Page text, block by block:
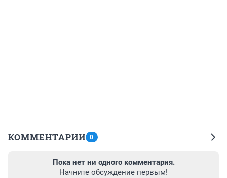
КОММЕНТАРИИ 0
Пока нет ни одного комментария.
Начните обсуждение первым!